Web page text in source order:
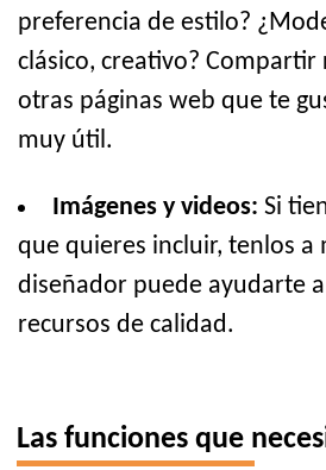
preferencia de estilo?
clásico, creativo? Compartir
otras páginas web que te
muy útil.
Imágenes y videos: Si
que quieres incluir, tenlos a
diseñador puede ayudarte
recursos de calidad.
Las funciones que